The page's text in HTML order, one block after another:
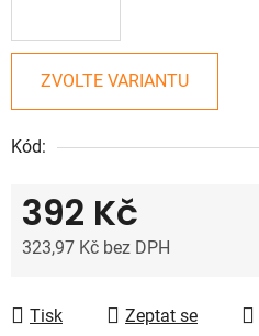
ZVOLTE VARIANTU
Kód:
392 Kč
323,97 Kč bez DPH
Tisk
Zeptat se